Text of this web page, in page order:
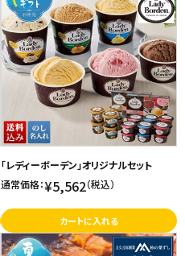
「レディーボーデン」オリジナルセット
通常価格：¥5,562（税込）
カートに入れる